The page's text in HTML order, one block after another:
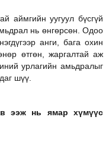
аймгийн уугуул бүсгүй
нь өнгөрсөн. Одоо
анги, бага охин
өтгөн, жаргалтай аж
урлагийн амьдралыг
шүү.
ээж нь ямар хүмүүс